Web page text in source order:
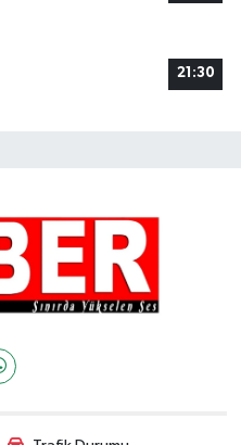
21:30